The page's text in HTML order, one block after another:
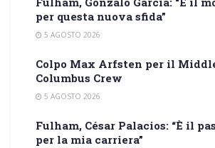
per questa nuova sfida”
5 AGOSTO 2026
Colpo Max Arfsten per il
Columbus Crew
5 AGOSTO 2026
Fulham, César Palacios: “È il
per la mia carriera”